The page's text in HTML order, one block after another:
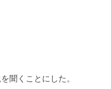
聞くことにした。